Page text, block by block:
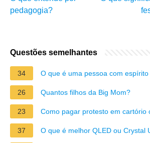
pedagogia?
Questões semelhantes
34 O que é uma pessoa com
26 Quantos filhos da Big Mom?
23 Como pagar protesto em cartório
37 O que é melhor QLED ou Crystal